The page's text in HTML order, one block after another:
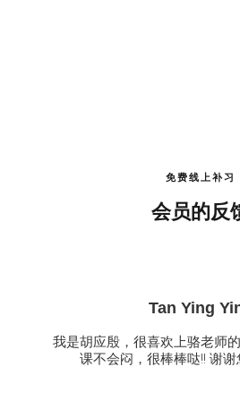
免费线上补习
会员的反
Tan Ying
我是胡应殷，很喜欢上骆老师
课不会闷，很棒棒哒!! 谢谢